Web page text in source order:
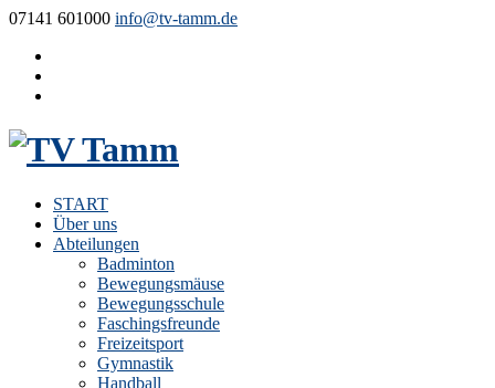
07141 601000 info@tv-tamm.de
START
Über uns
Abteilungen
Badminton
Bewegungsmäuse
Bewegungsschule
Faschingsfreunde
Freizeitsport
Gymnastik
Handball